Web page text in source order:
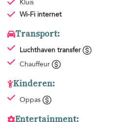
Kluis
Wi-Fi internet
Transport:
Luchthaven transfer
Chauffeur
Kinderen:
Oppas
Entertainment: